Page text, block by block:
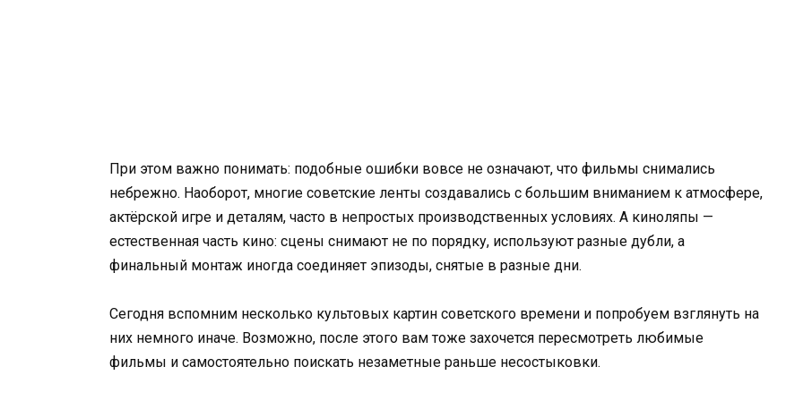
При этом важно понимать: подобные ошибки вовсе не означают, что фильмы снимались
небрежно. Наоборот, многие советские ленты создавались с большим вниманием к атмосфере,
актёрской игре и деталям, часто в непростых производственных условиях. А киноляпы —
естественная часть кино: сцены снимают не по порядку, используют разные дубли, а
финальный монтаж иногда соединяет эпизоды, снятые в разные дни.
Сегодня вспомним несколько культовых картин советского времени и попробуем взглянуть на
них немного иначе. Возможно, после этого вам тоже захочется пересмотреть любимые
фильмы и самостоятельно поискать незаметные раньше несостыковки.